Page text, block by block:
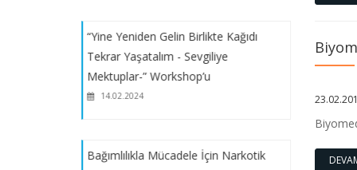
Hakkında Duyuru
Yaz Okulunu Başka Bir Üniversite
veya Birimden Alma
Gençlik Bilgilendirme Servisi
“Yine Yeniden Gelin Birlikte Kağıdı
Tekrar Yaşatalım - Sevgiliye
Mektuplar-” Workshop’u
14.02.2024
Bağımlılıkla Mücadele İçin Narkotik